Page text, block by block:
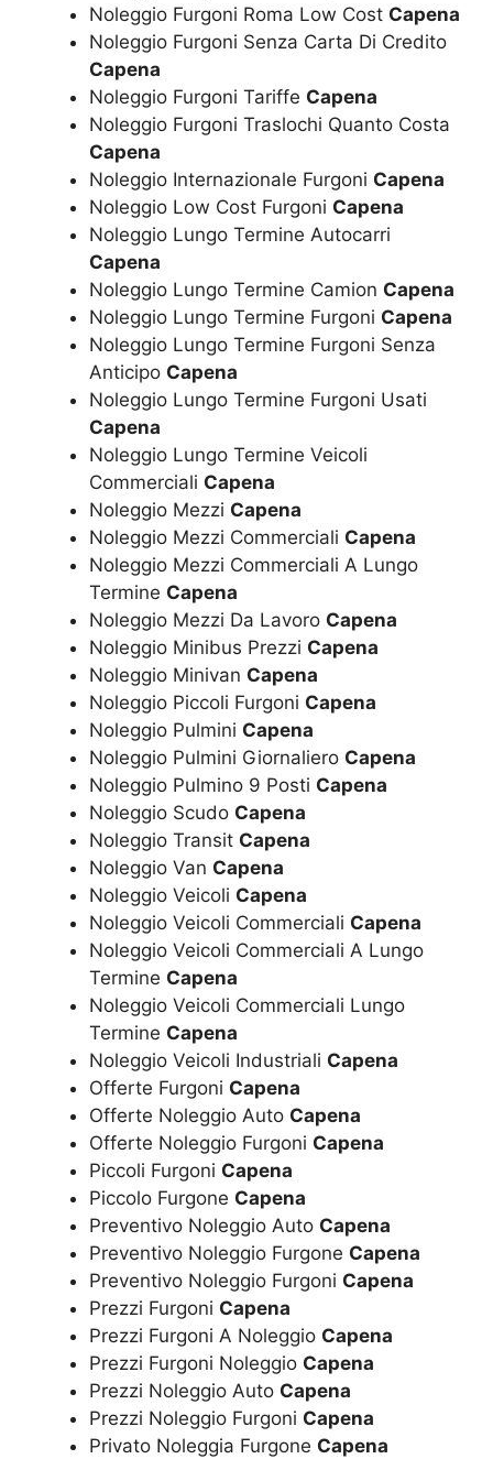
Noleggio Furgoni Roma Low Cost Capena
Noleggio Furgoni Senza Carta Di Credito
Capena
Noleggio Furgoni Tariffe Capena
Noleggio Furgoni Traslochi Quanto Costa
Capena
Noleggio Internazionale Furgoni Capena
Noleggio Low Cost Furgoni Capena
Noleggio Lungo Termine Autocarri
Capena
Noleggio Lungo Termine Camion Capena
Noleggio Lungo Termine Furgoni Capena
Noleggio Lungo Termine Furgoni Senza
Anticipo Capena
Noleggio Lungo Termine Furgoni Usati
Capena
Noleggio Lungo Termine Veicoli
Commerciali Capena
Noleggio Mezzi Capena
Noleggio Mezzi Commerciali Capena
Noleggio Mezzi Commerciali A Lungo
Termine Capena
Noleggio Mezzi Da Lavoro Capena
Noleggio Minibus Prezzi Capena
Noleggio Minivan Capena
Noleggio Piccoli Furgoni Capena
Noleggio Pulmini Capena
Noleggio Pulmini Giornaliero Capena
Noleggio Pulmino 9 Posti Capena
Noleggio Scudo Capena
Noleggio Transit Capena
Noleggio Van Capena
Noleggio Veicoli Capena
Noleggio Veicoli Commerciali Capena
Noleggio Veicoli Commerciali A Lungo
Termine Capena
Noleggio Veicoli Commerciali Lungo
Termine Capena
Noleggio Veicoli Industriali Capena
Offerte Furgoni Capena
Offerte Noleggio Auto Capena
Offerte Noleggio Furgoni Capena
Piccoli Furgoni Capena
Piccolo Furgone Capena
Preventivo Noleggio Auto Capena
Preventivo Noleggio Furgone Capena
Preventivo Noleggio Furgoni Capena
Prezzi Furgoni Capena
Prezzi Furgoni A Noleggio Capena
Prezzi Furgoni Noleggio Capena
Prezzi Noleggio Auto Capena
Prezzi Noleggio Furgoni Capena
Privato Noleggia Furgone Capena